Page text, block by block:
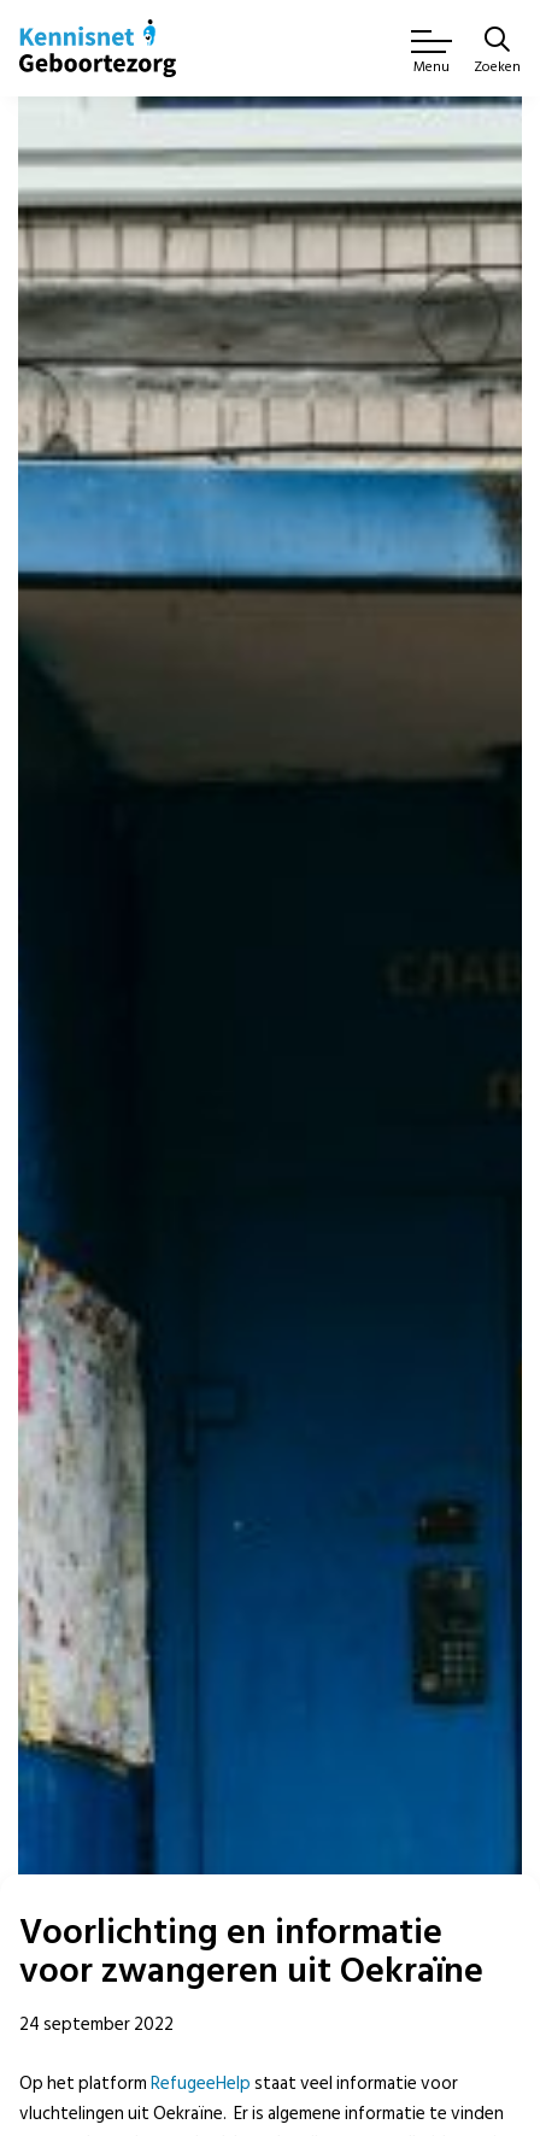
Menu Zoeken
Voorlichting en informatie
voor zwangeren uit Oekraïne
24 september 2022
Op het platformRefugeeHelpstaat veel informatie voor
vluchtelingen uit Oekraïne. Er is algemene informatie te vinden